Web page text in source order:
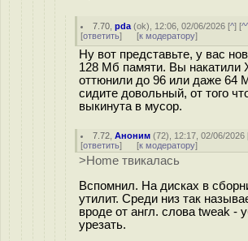
7.70 ,pda (ok), 12:06, 02/06/2026 [^] [
[ответить] [к модератору]
Ну вот представьте, у вас
128 Мб памяти. Вы накатили
оттюнили до 96 или даже 64
сидите довольный, от того
выкинута в мусор.
7.72 ,Аноним (72), 12:17, 02/06/2026
[ответить] [к модератору]
>Home твикалась
Вспомнил. На дисках в
утилит. Среди низ так
вроде от англ. слова tweak -
урезать.